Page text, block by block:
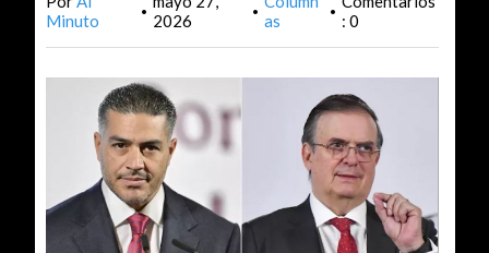
Minuto
• 2026
• as
• : 0